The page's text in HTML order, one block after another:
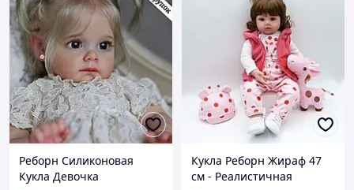
Реборн Силиконовая
Кукла Девочка
Кукла Реборн Жираф 47
см - Реалистичная